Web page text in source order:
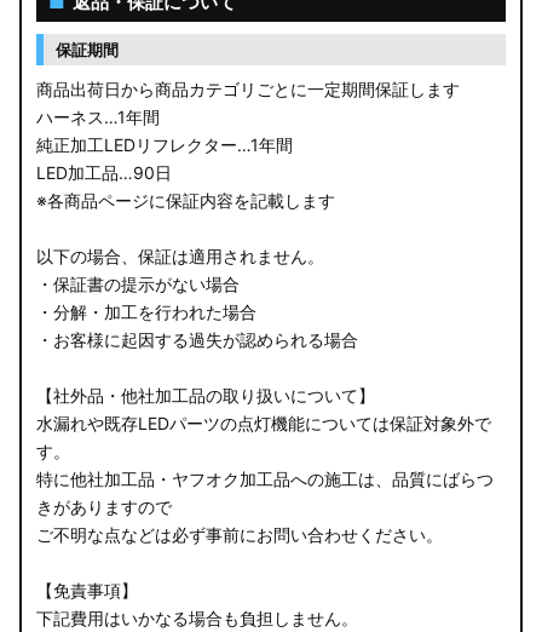
保証期間
商品出荷日から商品カテゴリごとに一定期間保証します
ハーネス…1年間
純正加工LEDリフレクター…1年間
LED加工品…90日
※各商品ページに保証内容を記載します
以下の場合、保証は適用されません。
・保証書の提示がない場合
・分解・加工を行われた場合
・お客様に起因する過失が認められる場合
【社外品・他社加工品の取り扱いについて】
水漏れや既存LEDパーツの点灯機能については保証対象外で
す。
特に他社加工品・ヤフオク加工品への施工は、品質にばらつ
きがありますので
ご不明な点などは必ず事前にお問い合わせください。
【免責事項】
下記費用はいかなる場合も負担しません。